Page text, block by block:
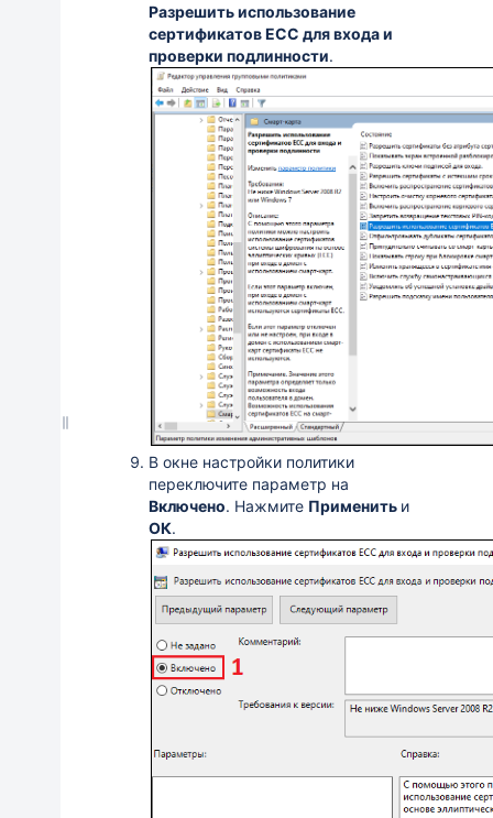
Разрешить использование
сертификатов ECC для входа и
проверки подлинности.
В окне настройки политики
переключите параметр на
Включено. Нажмите Применить и
ОК.